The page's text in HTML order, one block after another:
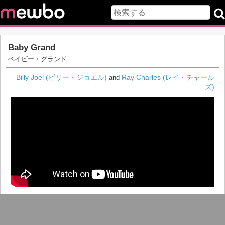
Baby Grand
ベイビー・グランド
Billy Joel (ビリー・ジョエル) and Ray Charles (レイ・チャール
ズ)